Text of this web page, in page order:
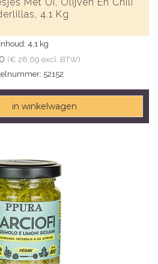
4.1 Kg
Inhoud: 4,1 kg
(€ 28,69 excl. BTW)
52152
in winkelwagen